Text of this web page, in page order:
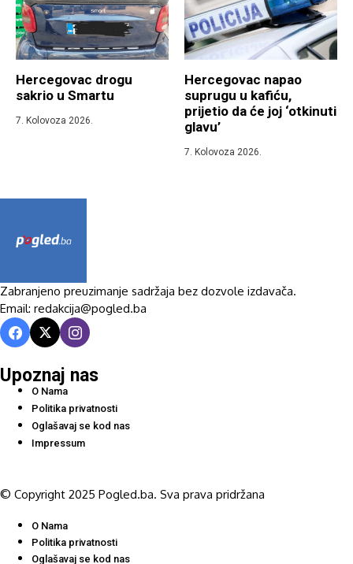
Hercegovac drogu
sakrio u Smartu
7. Kolovoza 2026.
Hercegovac napao
suprugu u kafiću,
prijetio da će joj ‘otkinuti
glavu’
7. Kolovoza 2026.
Zabranjeno preuzimanje sadržaja bez dozvole izdavača.
Email: redakcija@pogled.ba
Upoznaj nas
O Nama
Politika privatnosti
Oglašavaj se kod nas
Impressum
© Copyright 2025 Pogled.ba. Sva prava pridržana
O Nama
Politika privatnosti
Oglašavaj se kod nas